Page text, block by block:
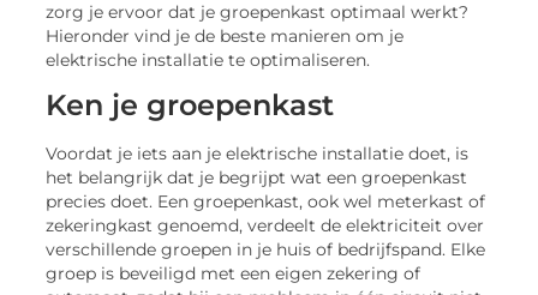
zorg je ervoor dat je groepenkast optimaal werkt?
Hieronder vind je de beste manieren om je
elektrische installatie te optimaliseren.
Ken je groepenkast
Voordat je iets aan je elektrische installatie doet, is
het belangrijk dat je begrijpt wat een groepenkast
precies doet. Een groepenkast, ook wel meterkast of
zekeringkast genoemd, verdeelt de elektriciteit over
verschillende groepen in je huis of bedrijfspand. Elke
groep is beveiligd met een eigen zekering of